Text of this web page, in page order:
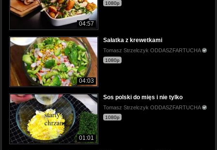
04:57
1080p
04:03
Sałatka z krewetkami
Tomasz Strzelczyk ODDASZFARTUCHA
1080p
01:01
Sos polski do mięs i nie tylko
Tomasz Strzelczyk ODDASZFARTUCHA
1080p